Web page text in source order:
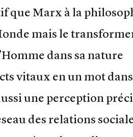
que Marx à la
mais le
dans sa nature
vitaux en un mot
une perception
des relations